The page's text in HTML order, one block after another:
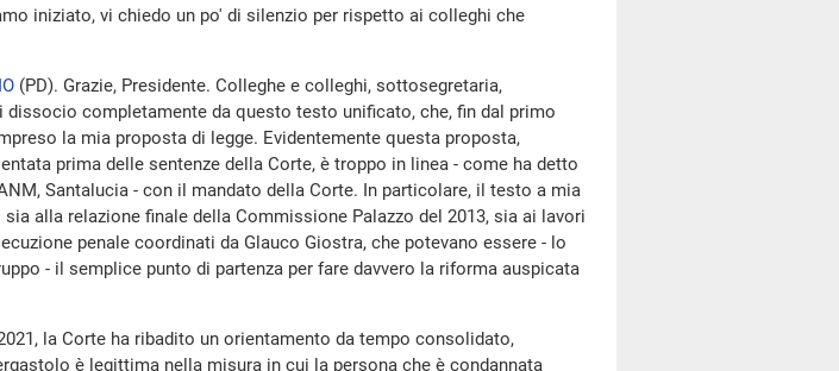
iniziato, vi chiedo un po' di silenzio per rispetto ai colleghi che
(PD). Grazie, Presidente. Colleghe e colleghi, sottosegretaria,
dissocio completamente da questo testo unificato, che, fin dal primo
la mia proposta di legge. Evidentemente questa proposta,
prima delle sentenze della Corte, è troppo in linea - come ha detto
Santalucia - con il mandato della Corte. In particolare, il testo a mia
alla relazione finale della Commissione Palazzo del 2013, sia ai lavori
penale coordinati da Glauco Giostra, che potevano essere - lo
- il semplice punto di partenza per fare davvero la riforma auspicata
la Corte ha ribadito un orientamento da tempo consolidato,
è legittima nella misura in cui la persona che è condannata